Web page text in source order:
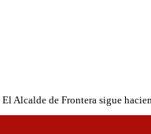
El Alcalde de Frontera sigue